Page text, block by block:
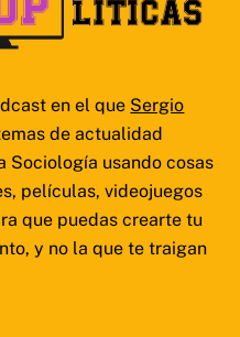
en el que Sergio
de actualidad
Sociología usando cosas
películas, videojuegos
que puedas crearte tu
y no la que te traigan